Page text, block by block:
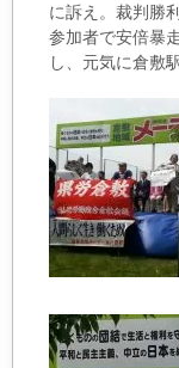
に訴え。裁判勝
参加者で安倍暴
し、元気に倉敷